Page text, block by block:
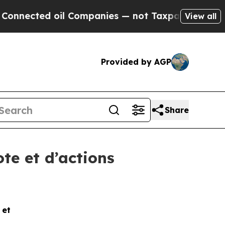
oil Companies — not Taxpayers — theView all
Provided by AGP
Share
et d’actions
et